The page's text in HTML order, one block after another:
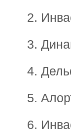
2.
3.
4.
5.
6.